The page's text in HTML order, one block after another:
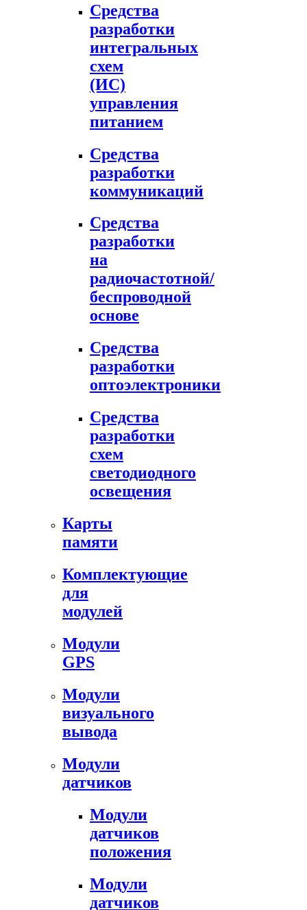
Средства
разработки
интегральных
схем
(ИС)
управления
питанием
Средства
разработки
коммуникаций
Средства
разработки
на
радиочастотной/
беспроводной
основе
Средства
разработки
оптоэлектроники
Средства
разработки
схем
светодиодного
освещения
Карты
памяти
Комплектующие
для
модулей
Модули
GPS
Модули
визуального
вывода
Модули
датчиков
Модули
датчиков
положения
Модули
датчиков